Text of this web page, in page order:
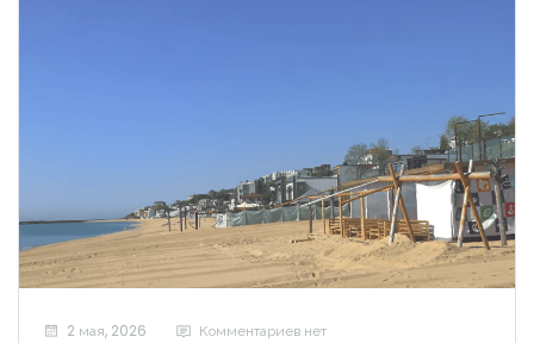
2 мая, 2026
Комментариев нет